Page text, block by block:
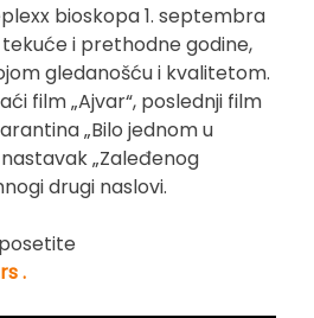
bioskopa 1. septembra
i prethodne godine,
gledanošću i kvalitetom.
film „Ajvar“, poslednji film
„Bilo jednom u
nastavak „Zaleđenog
drugi naslovi.
.